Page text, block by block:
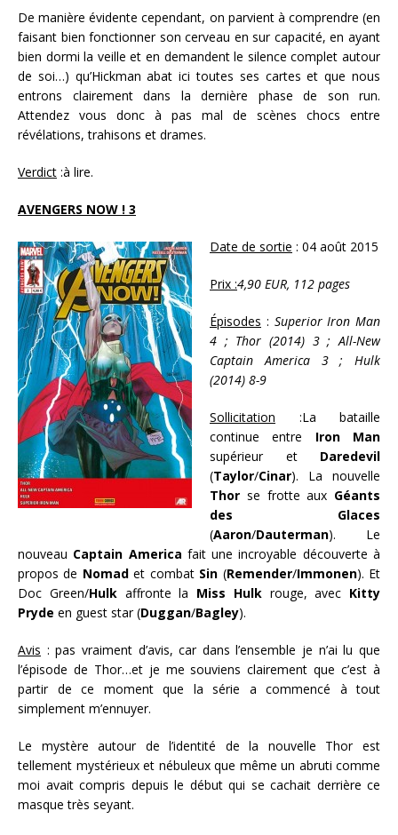
De manière évidente cependant, on parvient à comprendre (en
faisant bien fonctionner son cerveau en sur capacité, en ayant
bien dormi la veille et en demandent le silence complet autour
de soi…) qu’Hickman abat ici toutes ses cartes et que nous
entrons clairement dans la dernière phase de son run.
Attendez vous donc à pas mal de scènes chocs entre
révélations, trahisons et drames.
Verdict :à lire.
AVENGERS NOW ! 3
Date de sortie : 04 août 2015
Prix :4,90 EUR, 112 pages
Épisodes : Superior Iron Man
4 ; Thor (2014) 3 ; All-New
Captain America 3 ; Hulk
(2014) 8-9
Sollicitation :La bataille
continue entre Iron Man
supérieur et Daredevil
(Taylor/Cinar). La nouvelle
Thor se frotte aux Géants
des Glaces
(Aaron/Dauterman). Le
nouveau Captain America fait une incroyable découverte à
propos de Nomadet combat Sin (Remender/Immonen). Et
Doc Green/Hulkaffronte la Miss Hulkrouge, avec Kitty
Pryde en guest star (Duggan/Bagley).
Avis : pas vraiment d’avis, car dans l’ensemble je n’ai lu que
l’épisode de Thor…et je me souviens clairement que c’est à
partir de ce moment que la série a commencé à tout
simplement m’ennuyer.
Le mystère autour de l’identité de la nouvelle Thor est
tellement mystérieux et nébuleux que même un abruti comme
moi avait compris depuis le début qui se cachait derrière ce
masque très seyant.